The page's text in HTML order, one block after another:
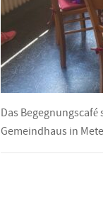
Das
Gemeindhaus in